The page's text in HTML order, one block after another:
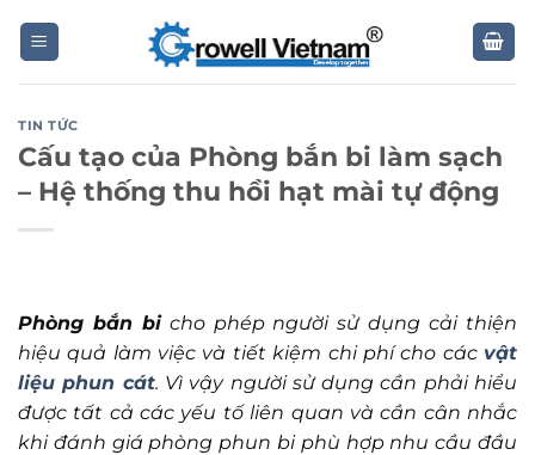
TIN TỨC
Cấu tạo của Phòng bắn bi làm sạch
– Hệ thống thu hồi hạt mài tự động
Phòng bắn bicho phép người sử dụng cải thiện
hiệu quả làm việc và tiết kiệm chi phí cho các vật
liệu phun cát. Vì vậy người sử dụng cần phải hiểu
được tất cả các yếu tố liên quan và cần cân nhắc
khi đánh giá phòng phun bi phù hợp nhu cầu đầu